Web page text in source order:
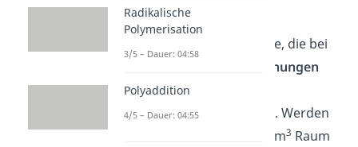
verstoffwechseln können.
Bedenklicher ist die Menge, die bei
unvollständigen Verbrennungen
(z.B. durchAutoabgase,
Zigarettenrauch
) entsteht. Werden
10 Zigaretten in einem 10 m3 Raum
Radikalische
Polymerisation
3/5 – Dauer: 04:58
Polyaddition
4/5 – Dauer: 04:55